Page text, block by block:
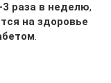
3 раза в неделю,
на здоровье
.